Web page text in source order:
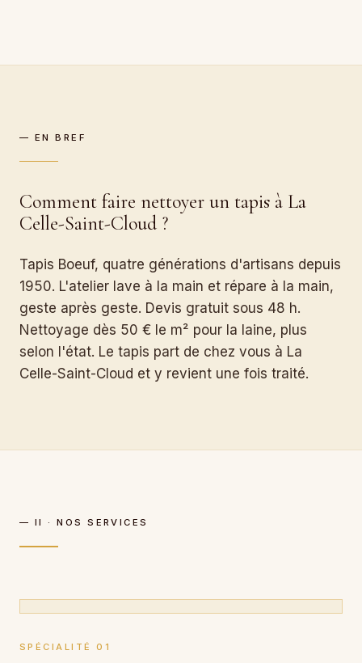
— EN BREF
Comment faire nettoyer un tapis à La
Celle-Saint-Cloud ?
Tapis Boeuf, quatre générations d'artisans depuis
1950. L'atelier lave à la main et répare à la main,
geste après geste. Devis gratuit sous 48 h.
Nettoyage dès 50 € le m² pour la laine, plus
selon l'état. Le tapis part de chez vous à La
Celle-Saint-Cloud et y revient une fois traité.
— II · NOS SERVICES
SPÉCIALITÉ 01